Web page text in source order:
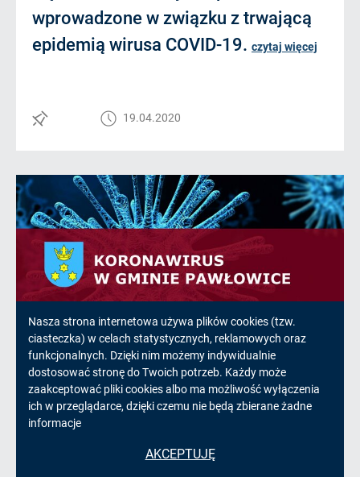
wprowadzone w związku z trwającą
epidemią wirusa COVID-19. czytaj więcej
19.04.2020
Siedem osób zakażonych w gminie
Pawłowice
otrzymaliśmy wiadomość o kolejnych 4 osobach
Informacja
o
cookies!
Nasza strona internetowa używa plików cookies (tzw.
ciasteczka) w celach statystycznych, reklamowych oraz
funkcjonalnych. Dzięki nim możemy indywidualnie
dostosować stronę do Twoich potrzeb. Każdy może
zaakceptować pliki cookies albo ma możliwość wyłączenia
ich w przeglądarce, dzięki czemu nie będą zbierane żadne
informacje
AKCEPTUJĘ